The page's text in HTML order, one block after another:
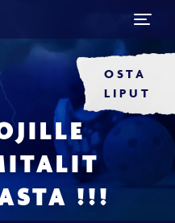
OSTA
LIPUT
!!!